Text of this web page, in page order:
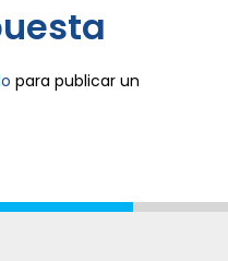
para publicar un